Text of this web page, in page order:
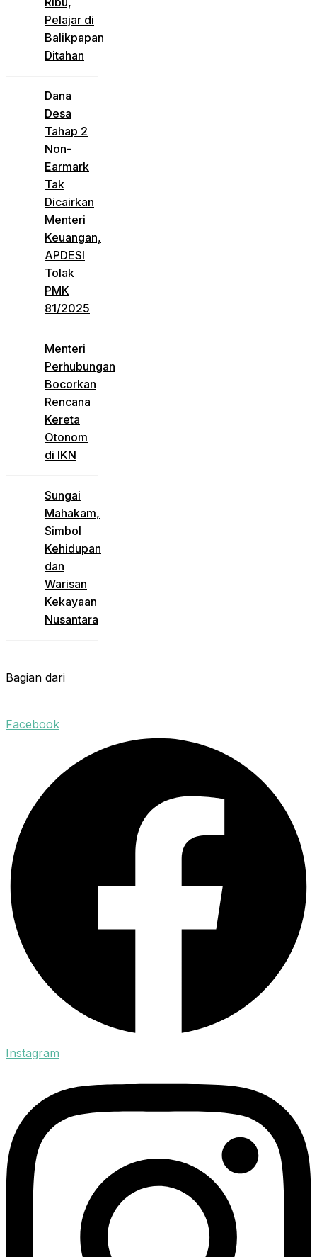
Pelajar di
Balikpapan
Ditahan
Dana
Desa
Tahap 2
Non-
Earmark
Tak
Dicairkan
Menteri
Keuangan,
APDESI
Tolak
PMK
81/2025
Menteri
Perhubungan
Bocorkan
Rencana
Kereta
Otonom
di IKN
Sungai
Mahakam,
Simbol
Kehidupan
dan
Warisan
Kekayaan
Nusantara
Bagian dari
Facebook
Instagram